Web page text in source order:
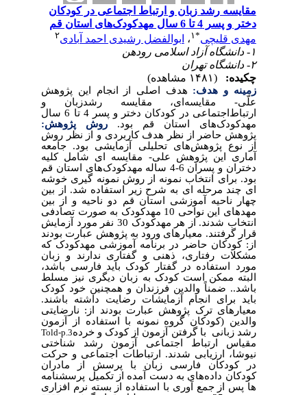
مقایسه رشد زبان و ارتباط‌‌ اجتماعی در کودکان
دختر و پسر 4 تا 6 سال مهدکودک‌های استان قم
مهدی قلیچی
۱،ابوالفضل رشیدی احمد آبادی۲
چکیده:
زمینه و هدف: هدف اصلی از انجام این پژوهش
علّی- مقایسه‌ای، مقایسه رشدزبان و
ارتباط‌اجتماعی در کودکان دختر و پسر 4 تا 6 سال
مهدکودک‌های استان قم بود.
روش پژوهش:
پژوهش حاضر از نظر هدف کاربردی و از نظر روش
از نوع پژوهش‌های تحلیلی آزمایشی بود. جامعه
آماری این پژوهش علی- مقایسه ای شامل کلیه
دختران و پسران 6-4 ساله مهدکودک‌های استان قم
بود. برای انتخاب نمونه از روش نمونه گیری خوشه
ای چند مرحله ای به شرح زیر استفاده شد. از بین
چهار ناحیه آموزشی استان قم دو ناحیه و از بین
مهدهای این نواحی 10 مهدکودک به صورت تصادفی
انتخاب شدند. از هر مهدکودک 30 نفر مورد آزمایش
قرار گرفتند. معیارهای ورود به پژوهش عبارت بودند
از: کودکان حاضر در برنامه آموزشی مهدکودک که
مشکلات رفتاری، ذهنی و گفتاری ندارند و زبان
مورد استفاده در گفتار کودک باید فارسی باشد،
البته ممکن است کودک به زبان دیگری نیز مسلط
باشد.. ضمناً والدین فرزندان و همچنین خود کودک
باید برای انجام آزمایشات رضایت داشته باشند.
معیارهای ترک پژوهش عبارت بودند از: نارضایتی
والدین (کودکان گروه نمونه با استفاده از آزمون
رشد زبانی
Told-p.3با گرفتن آزمون از کودک و خرده
مقیاس ارتباط اجتماعی آزمون رشد شناختی
نیوشا، ارزیابی شدند. ارتباطات اجتماعی و حرکت
در کودکان فارسی زبان با پرسش از مادران
کودکان داده‌های به دست آمده از تکمیل پرسشنامه
ها پس از جمع آوری با استفاده از بسته نرم افزاری